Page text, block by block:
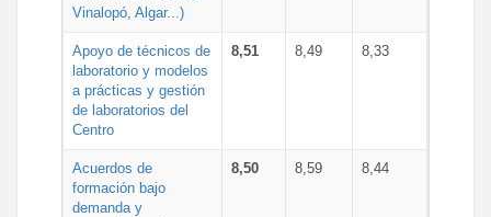
Vinalopó, Algar...)
Apoyo de técnicos de
laboratorio y modelos
a prácticas y gestión
de laboratorios del
Centro
8,51 8,49 8,33
Acuerdos de
formación bajo
demanda y
8,50 8,59 8,44